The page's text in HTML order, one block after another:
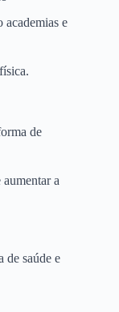
academias e
de
a
de saúde e